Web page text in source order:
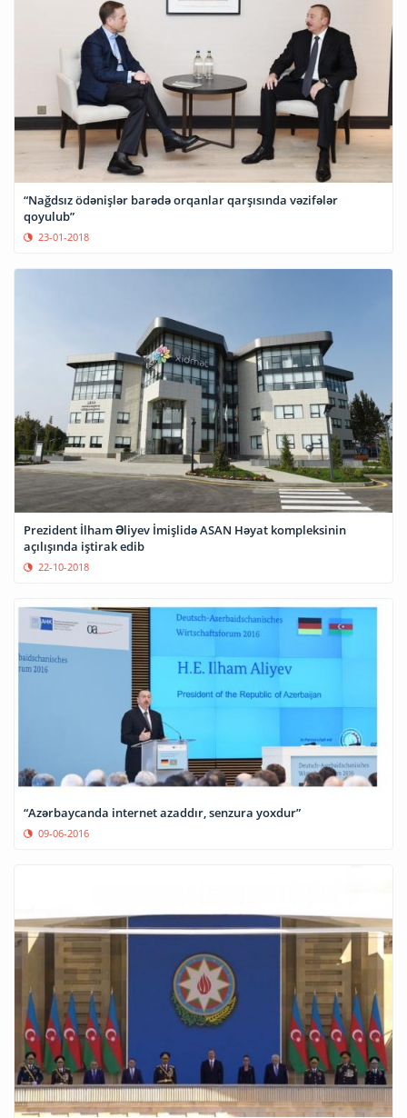
“Nağdsız ödənişlər barədə orqanlar qarşısında vəzifələr
qoyulub”
23-01-2018
Prezident İlham Əliyev İmişlidə ASAN Həyat kompleksinin
açılışında iştirak edib
22-10-2018
“Azərbaycanda internet azaddır, senzura yoxdur”
09-06-2016